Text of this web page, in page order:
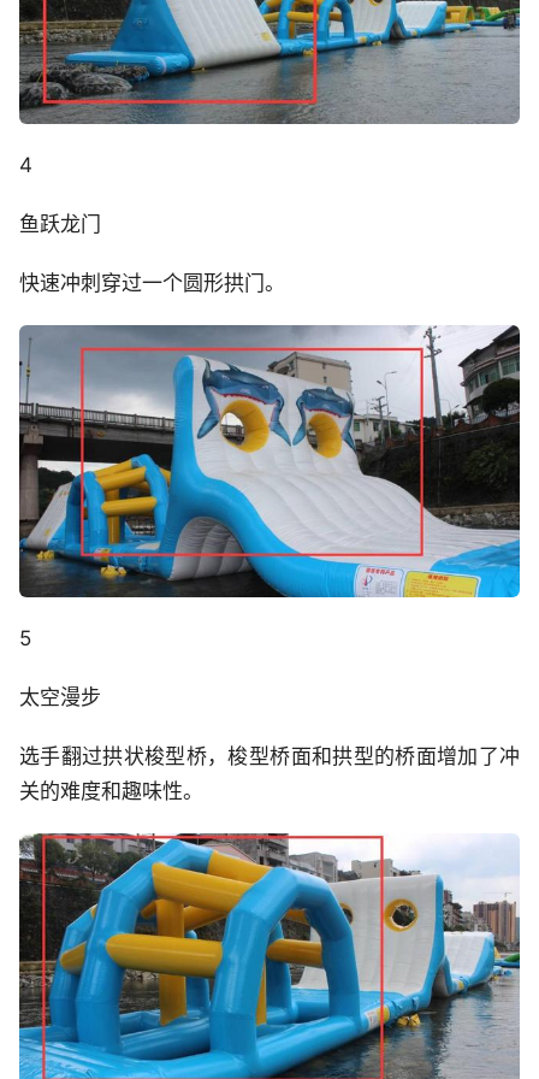
4
鱼跃龙门
快速冲刺穿过一个圆形拱门。
5
太空漫步
选手翻过拱状梭型桥，梭型桥面和拱型的桥面增加了冲
关的难度和趣味性。